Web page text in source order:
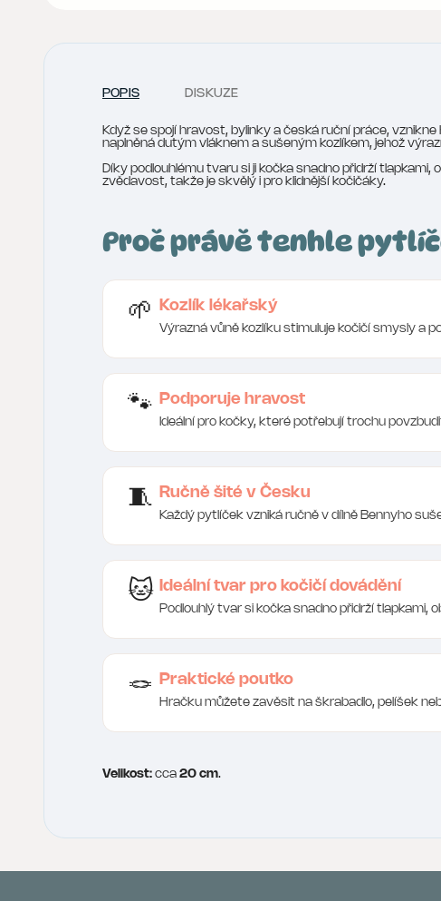
POPIS DISKUZE
Když se spojí hravost, bylinky a česká ruční práce,
naplněná dutým vláknem a sušeným kozlíkem, jehož
Díky podlouhlému tvaru si ji kočka snadno přidrží
zvědavost, takže je skvělý i pro klidnější kočičáky.
Proč právě tenhle
🌱 Kozlík lékařský
Výrazná vůně kozlíku stimuluje kočičí smysly a
🐾 Podporuje hravost
Ideální pro kočky, které potřebují trochu
🧵 Ručně šité v Česku
Každý pytlíček vzniká ručně v dílně Bennyho
🐱 Ideální tvar pro kočičí dovádění
Podlouhlý tvar si kočka snadno přidrží tlapkami,
🪢 Praktické poutko
Hračku můžete zavěsit na škrabadlo, pelíšek
Velikost: cca 20 cm.